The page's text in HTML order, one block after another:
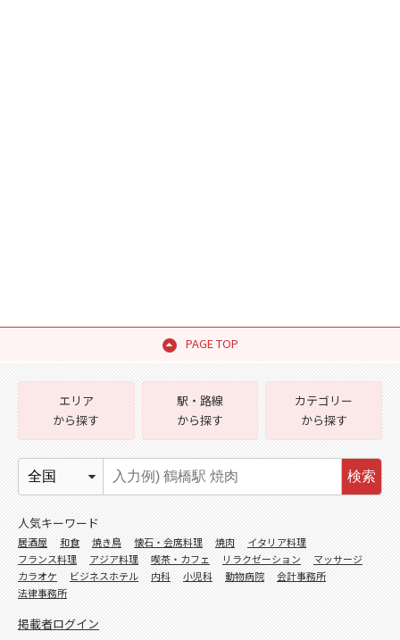
PAGE TOP
エリア
から探す
駅・路線
から探す
カテゴリー
から探す
検索
人気キーワード
居酒屋 和食 焼き鳥 懐石・会席料理 焼肉
イタリア料理
フランス料理
アジア料理 喫茶・カフェ リラクゼーション
マッサージ
カラオケ
ビジネスホテル 内科 小児科 動物病院
会計事務所
法律事務所
掲載者ログイン